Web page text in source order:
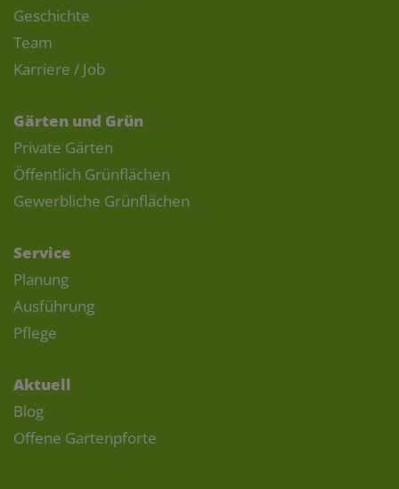
Geschichte
Team
Karriere / Job
Gärten und Grün
Private Gärten
Öffentlich Grünflächen
Gewerbliche Grünflächen
Service
Planung
Ausführung
Pflege
Aktuell
Blog
Offene Gartenpforte